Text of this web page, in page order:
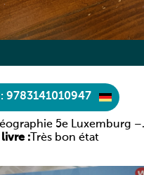
9783141010947
5e Luxemburg –
Praxis
livre : Très bon état